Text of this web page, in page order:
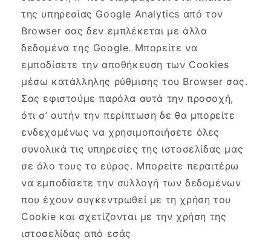
της υπηρεσίας Google Analytics από τον
Browser σας δεν εμπλέκεται με άλλα
δεδομένα της Google. Μπορείτε να
εμποδίσετε την αποθήκευση των Cookies
μέσω κατάλληλης ρύθμισης του Browser σας.
Σας εφιστούμε παρόλα αυτά την προσοχή,
ότι σ’ αυτήν την περίπτωση δε θα μπορείτε
ενδεχομένως να χρησιμοποιήσετε όλες
συνολικά τις υπηρεσίες της ιστοσελίδας μας
σε όλο τους το εύρος. Μπορείτε περαιτέρω
να εμποδίσετε την συλλογή των δεδομένων
που έχουν συγκεντρωθεί με τη χρήση του
Cookie και σχετίζονται με την χρήση της
ιστοσελίδας από εσάς